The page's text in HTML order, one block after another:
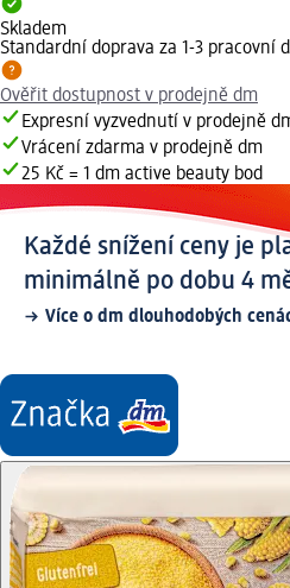
Skladem
Standardní doprava za 1-3 pracovní
Ověřit dostupnost v prodejně dm
Expresní vyzvednutí v prodejně
Vrácení zdarma v prodejně dm
25 Kč = 1 dm active beauty bod
Každé snížení ceny je
minimálně po dobu 4
Více o dm dlouhodobých